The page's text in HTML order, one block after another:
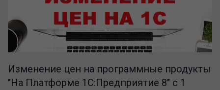
Изменение цен на программные продукты
"На Платформе 1С:Предприятие 8" с 1